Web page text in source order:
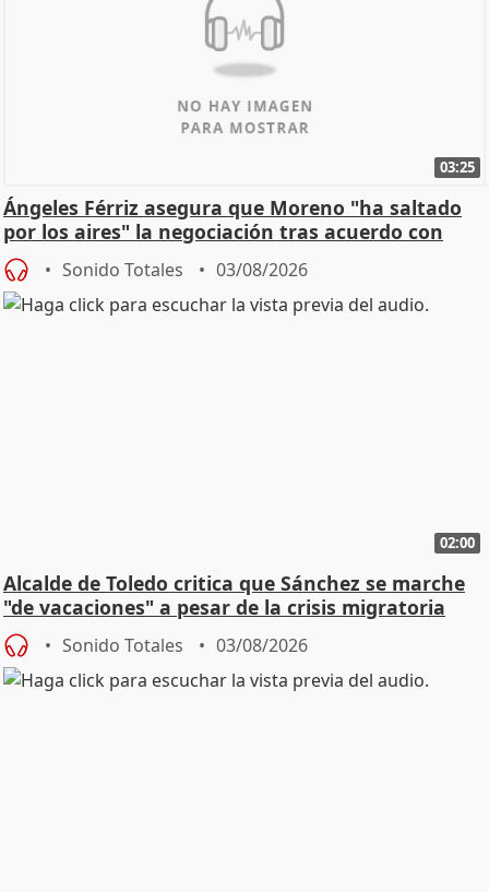
03:25
Ángeles Férriz asegura que Moreno "ha saltado
por los aires" la negociación tras acuerdo con
SMA
Sonido Totales 03/08/2026
02:00
Alcalde de Toledo critica que Sánchez se marche
"de vacaciones" a pesar de la crisis migratoria
Sonido Totales 03/08/2026